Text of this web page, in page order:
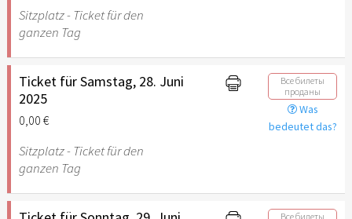
Sitzplatz - Ticket für den
ganzen Tag
Ticket für Samstag, 28. Juni
2025
0,00 €
Все билеты
проданы
Was
bedeutet das?
Sitzplatz - Ticket für den
ganzen Tag
Все билеты